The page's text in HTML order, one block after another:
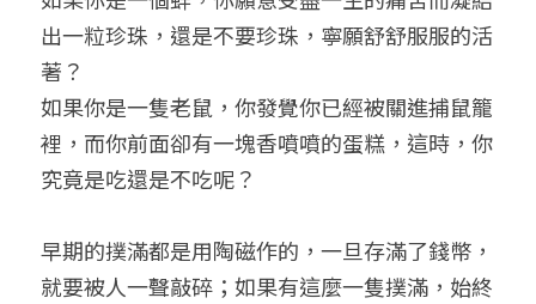
出一粒珍珠，還是不要珍珠，寧願舒舒服服的活
著？
如果你是一隻老鼠，你發覺你已經被關進捕鼠籠
裡，而你前面卻有一塊香噴噴的蛋糕，這時，你
究竟是吃還是不吃呢？
早期的撲滿都是用陶磁作的，一旦存滿了錢幣，
就要被人一聲敲碎；如果有這麼一隻撲滿，始終